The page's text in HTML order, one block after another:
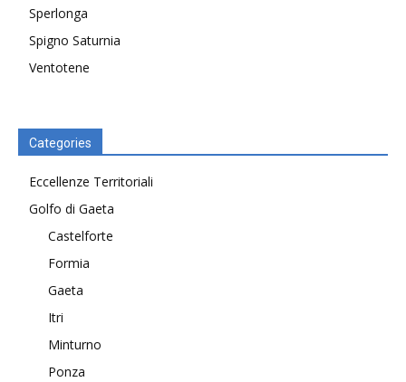
Sperlonga
Spigno Saturnia
Ventotene
Categories
Eccellenze Territoriali
Golfo di Gaeta
Castelforte
Formia
Gaeta
Itri
Minturno
Ponza